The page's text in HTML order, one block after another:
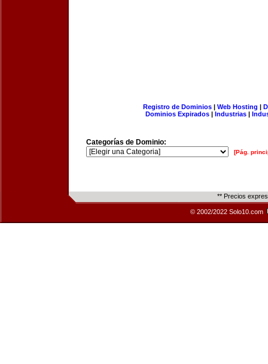
Registro de Dominios| Web Hosting |
Dominios Expirados | Industrias |
Categorías de Dominio:
[Pág.
** Precios
© 2002/2022 Solo10.com